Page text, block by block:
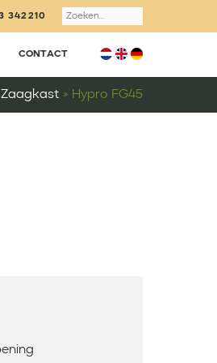
342210 Search
CONTACT
Zaagkast » Hypro FG45